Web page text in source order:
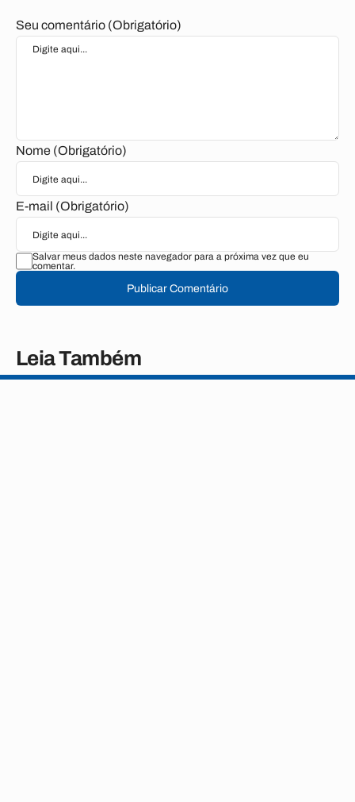
Seu comentário (Obrigatório)
Nome (Obrigatório)
E-mail (Obrigatório)
Salvar meus dados neste navegador para a próxima vez que eu
comentar.
Publicar Comentário
Leia Também